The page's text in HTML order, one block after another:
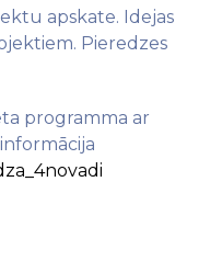
apskate. Idejas
Pieredzes
programma ar